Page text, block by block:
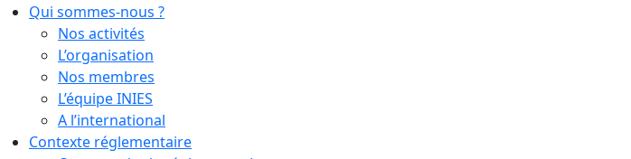
Qui sommes-nous ?
Nos activités
L’organisation
Nos membres
L’équipe INIES
A l’international
Contexte réglementaire